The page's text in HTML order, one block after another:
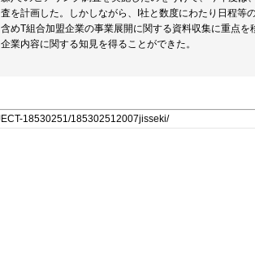
査を計画した。しかしながら、I社と数度にわたり日程等
含めT組合加盟企業の事業展開に関する資料収集に重点
企業内容に関する知見を得ることができた。